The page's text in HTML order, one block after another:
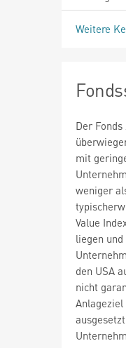
Weitere
Der
mit
weniger
Value
liegen
den USA
nicht